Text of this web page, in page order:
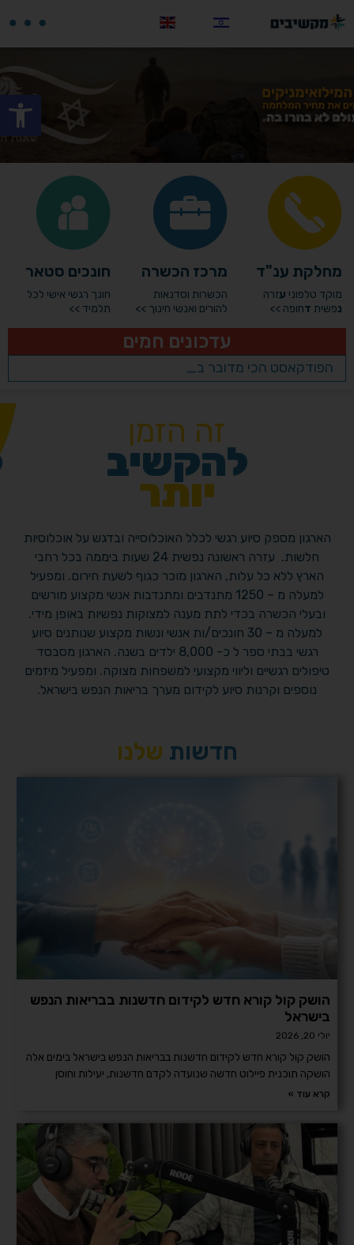
מחלקת ענ"ד
מוקד טלפוני עזרה
נפשית דחופה >>
מרכז הכשרה
הכשרות וסדנאות
להורים ואנשי חינוך >>
חונכים סטאר
חונך רגשי אישי לכל
תלמיד >>
עדכונים חמים
הפודקאסט הכי מדובר בבריאות הנפש ויזמות
זה הזמן
להקשיב
יותר
הארגון מספק סיוע רגשי לכלל האוכלוסייה ובדגש על אוכלוסיות
חלשות. עזרה ראשונה נפשית 24 שעות ביממה בכל רחבי
הארץ ללא כל עלות, הארגון מוכר כגוף לשעת חירום. ומפעיל
למעלה מ – 1250 מתנדבים ומתנדבות אנשי מקצוע מורשים
ובעלי הכשרה בכדי לתת מענה למצוקות נפשיות באופן מידי.
למעלה מ – 30 חונכים/ות אנשי ונשות מקצוע שנותנים סיוע
רגשי בבתי ספר ל כ- 8,000 ילדים בשנה. הארגון מסבסד
טיפולים רגשיים וליווי מקצועי למשפחות מצוקה. ומפעיל מיזמים
נוספים וקרנות סיוע לקידום מערך בריאות הנפש בישראל.
חדשות שלנו
הושק קול קורא חדש לקידום חדשנות בבריאות הנפש
בישראל
יולי 20, 2026
הושק קול קורא חדש לקידום חדשנות בבריאות הנפש בישראל בימים אלה
הושקה תוכנית פיילוט חדשה שנועדה לקדם חדשנות, יעילות וחוסן
קרא עוד »